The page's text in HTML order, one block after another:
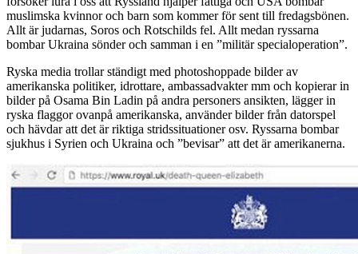
muslimska kvinnor och barn som kommer för sent till fredagsbönen.
Allt är judarnas, Soros och Rotschilds fel. Allt medan ryssarna
bombar Ukraina sönder och samman i en ”militär specialoperation”.
Ryska media trollar ständigt med photoshoppade bilder av
amerikanska politiker, idrottare, ambassadvakter mm och kopierar in
bilder på Osama Bin Ladin på andra personers ansikten, lägger in
ryska flaggor ovanpå amerikanska, använder bilder från datorspel
och hävdar att det är riktiga stridssituationer osv. Ryssarna bombar
sjukhus i Syrien och Ukraina och ”bevisar” att det är amerikanerna.